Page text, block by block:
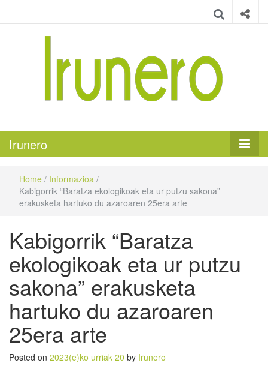
Irunero
Home / Informazioa /
Kabigorrik “Baratza ekologikoak eta ur putzu sakona”
erakusketa hartuko du azaroaren 25era arte
Kabigorrik “Baratza
ekologikoak eta ur putzu
sakona” erakusketa
hartuko du azaroaren
25era arte
Posted on 2023(e)ko urriak 20 by Irunero